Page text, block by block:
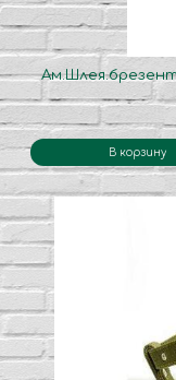
Ам.Шлея.брезент
В корзину